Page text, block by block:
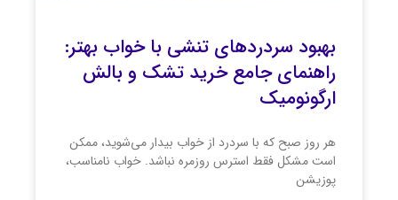
بهبود سردردهای تنشی با خواب بهتر:
راهنمای جامع خرید تشک و بالش
ارگونومیک
هر روز صبح که با سردرد از خواب بیدار می‌شوید، ممکن
است مشکل فقط استرس روزمره نباشد. خواب نامناسب،
پوزیشن